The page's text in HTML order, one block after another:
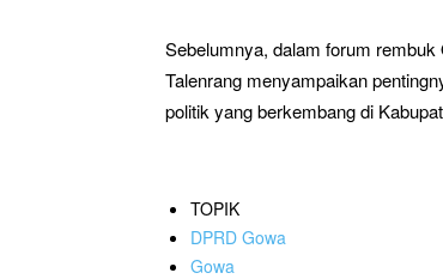
Sebelumnya, dalam forum
Talenrang menyampaikan
politik yang berkembang di
TOPIK
DPRD Gowa
Gowa